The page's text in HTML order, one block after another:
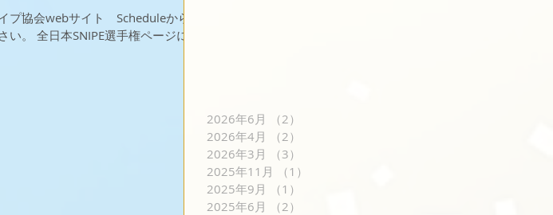
プ協会webサイト Scheduleからご
い。 全日本SNIPE選手権ページに戻
2026年6月 （2）
2026年4月
（2）
2026年3月
（3）
2025年11月
（1）
2025年9月
（1）
2025年6月
（2）